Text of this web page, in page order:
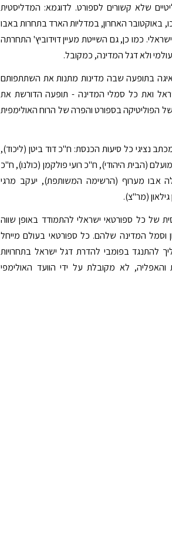
שלא קשורים לספורט. לדוגמא: המדליסטית
באוקטובר האחרון, במדליות הארד בתחרות באבו
כמו כן, גם השייטת מעיין דוידוביץ' התחרתה
ולא דגל המדינה, כמקובל.
בתופעה שבה מדינות מתנות את השתתפותם
ואת כל סמלי המדינה - תופעה הדורשת את
הפוליטיקה בספורט והפרה של הרוח האולימפית
נציגי כל סיעות הכנסת: ח"כ דוד ביטן (ליכוד),
(הבית היהודי), ח"כ רועי פולקמן (כולנו), ח"כ
אבו מערוף (הרשימה המשותפת), יעקב מרגי
(מר"צ).
של כל ספורטאי ישראלי להתמודד באופן שווה
וסמל המדינה שלהם. כל ספורטאי בעולם מייחל
להתנגד בפומבי להדרת דגל ישראל בתחרויות
לא מקובלת על ידי הוועד האולימפי